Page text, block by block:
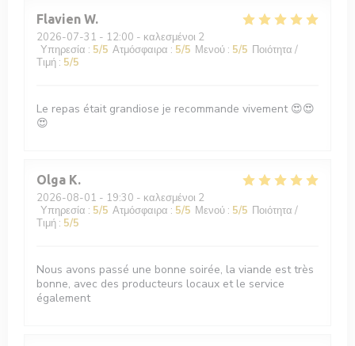
Flavien W
2026-07-31 - 12:00 - καλεσμένοι 2
Υπηρεσία : 5/5 Ατμόσφαιρα : 5/5 Μενού : 5/5 Ποιότητα /
Τιμή : 5/5
Le repas était grandiose je recommande vivement 😍😍
😍
Olga K
2026-08-01 - 19:30 - καλεσμένοι 2
Υπηρεσία : 5/5 Ατμόσφαιρα : 5/5 Μενού : 5/5 Ποιότητα /
Τιμή : 5/5
Nous avons passé une bonne soirée, la viande est très
bonne, avec des producteurs locaux et le service
également